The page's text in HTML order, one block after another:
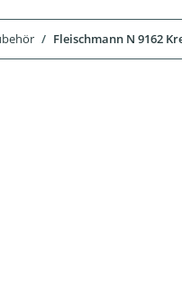
Fleischmann N 9162